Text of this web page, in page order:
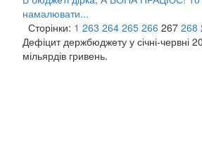
намалювати...
Дефіцит держбюджету у січні-червні
мільярдів гривень.
Сторінки: 1 263 264 265 266 267 268